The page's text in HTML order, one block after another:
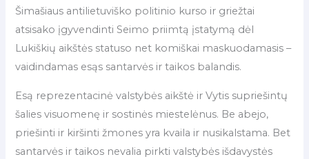
Šimašiaus antilietuviško politinio kurso ir griežtai
atsisako įgyvendinti Seimo priimtą įstatymą dėl
Lukiškių aikštės statuso net komiškai maskuodamasis –
vaidindamas esąs santarvės ir taikos balandis.
Esą reprezentacinė valstybės aikštė ir Vytis supriešintų
šalies visuomenę ir sostinės miestelėnus. Be abejo,
priešinti ir kiršinti žmones yra kvaila ir nusikalstama. Bet
santarvės ir taikos nevalia pirkti valstybės išdavystės